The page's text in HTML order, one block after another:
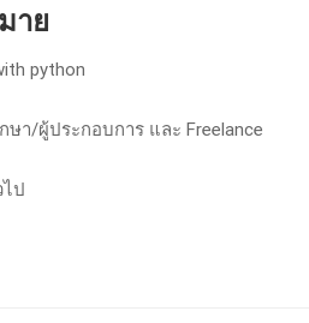
าย
python
ษา/ผู้ประกอบการ และ Freelance
ป